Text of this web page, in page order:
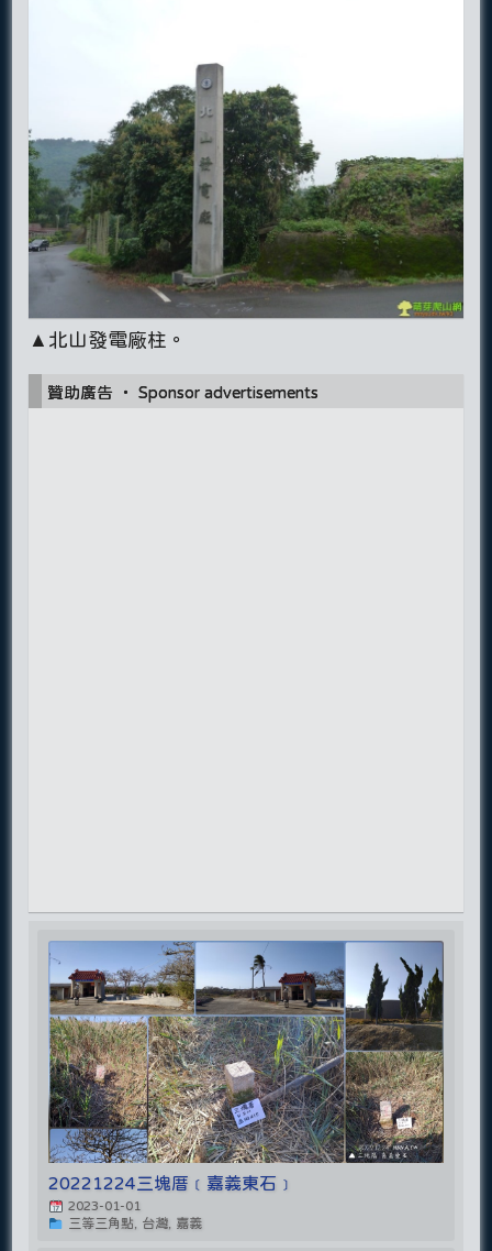
▲北山發電廠柱。
贊助廣告 ‧ Sponsor advertisements
20221224三塊厝﹝嘉義東石﹞
2023-01-01
三等三角點, 台灣, 嘉義